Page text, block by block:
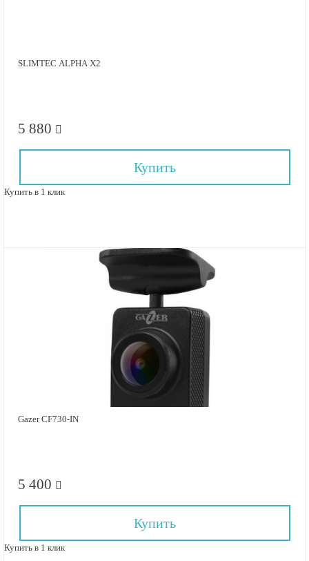
SLIMTEC ALPHA X2
5 880
Купить
Купить в 1 клик
Gazer CF730-IN
5 400
Купить
Купить в 1 клик